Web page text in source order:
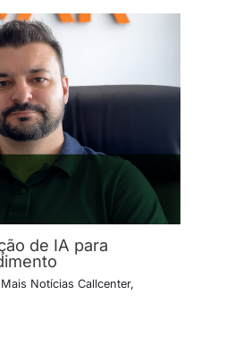
de IA para
Mais Notícias Callcenter,